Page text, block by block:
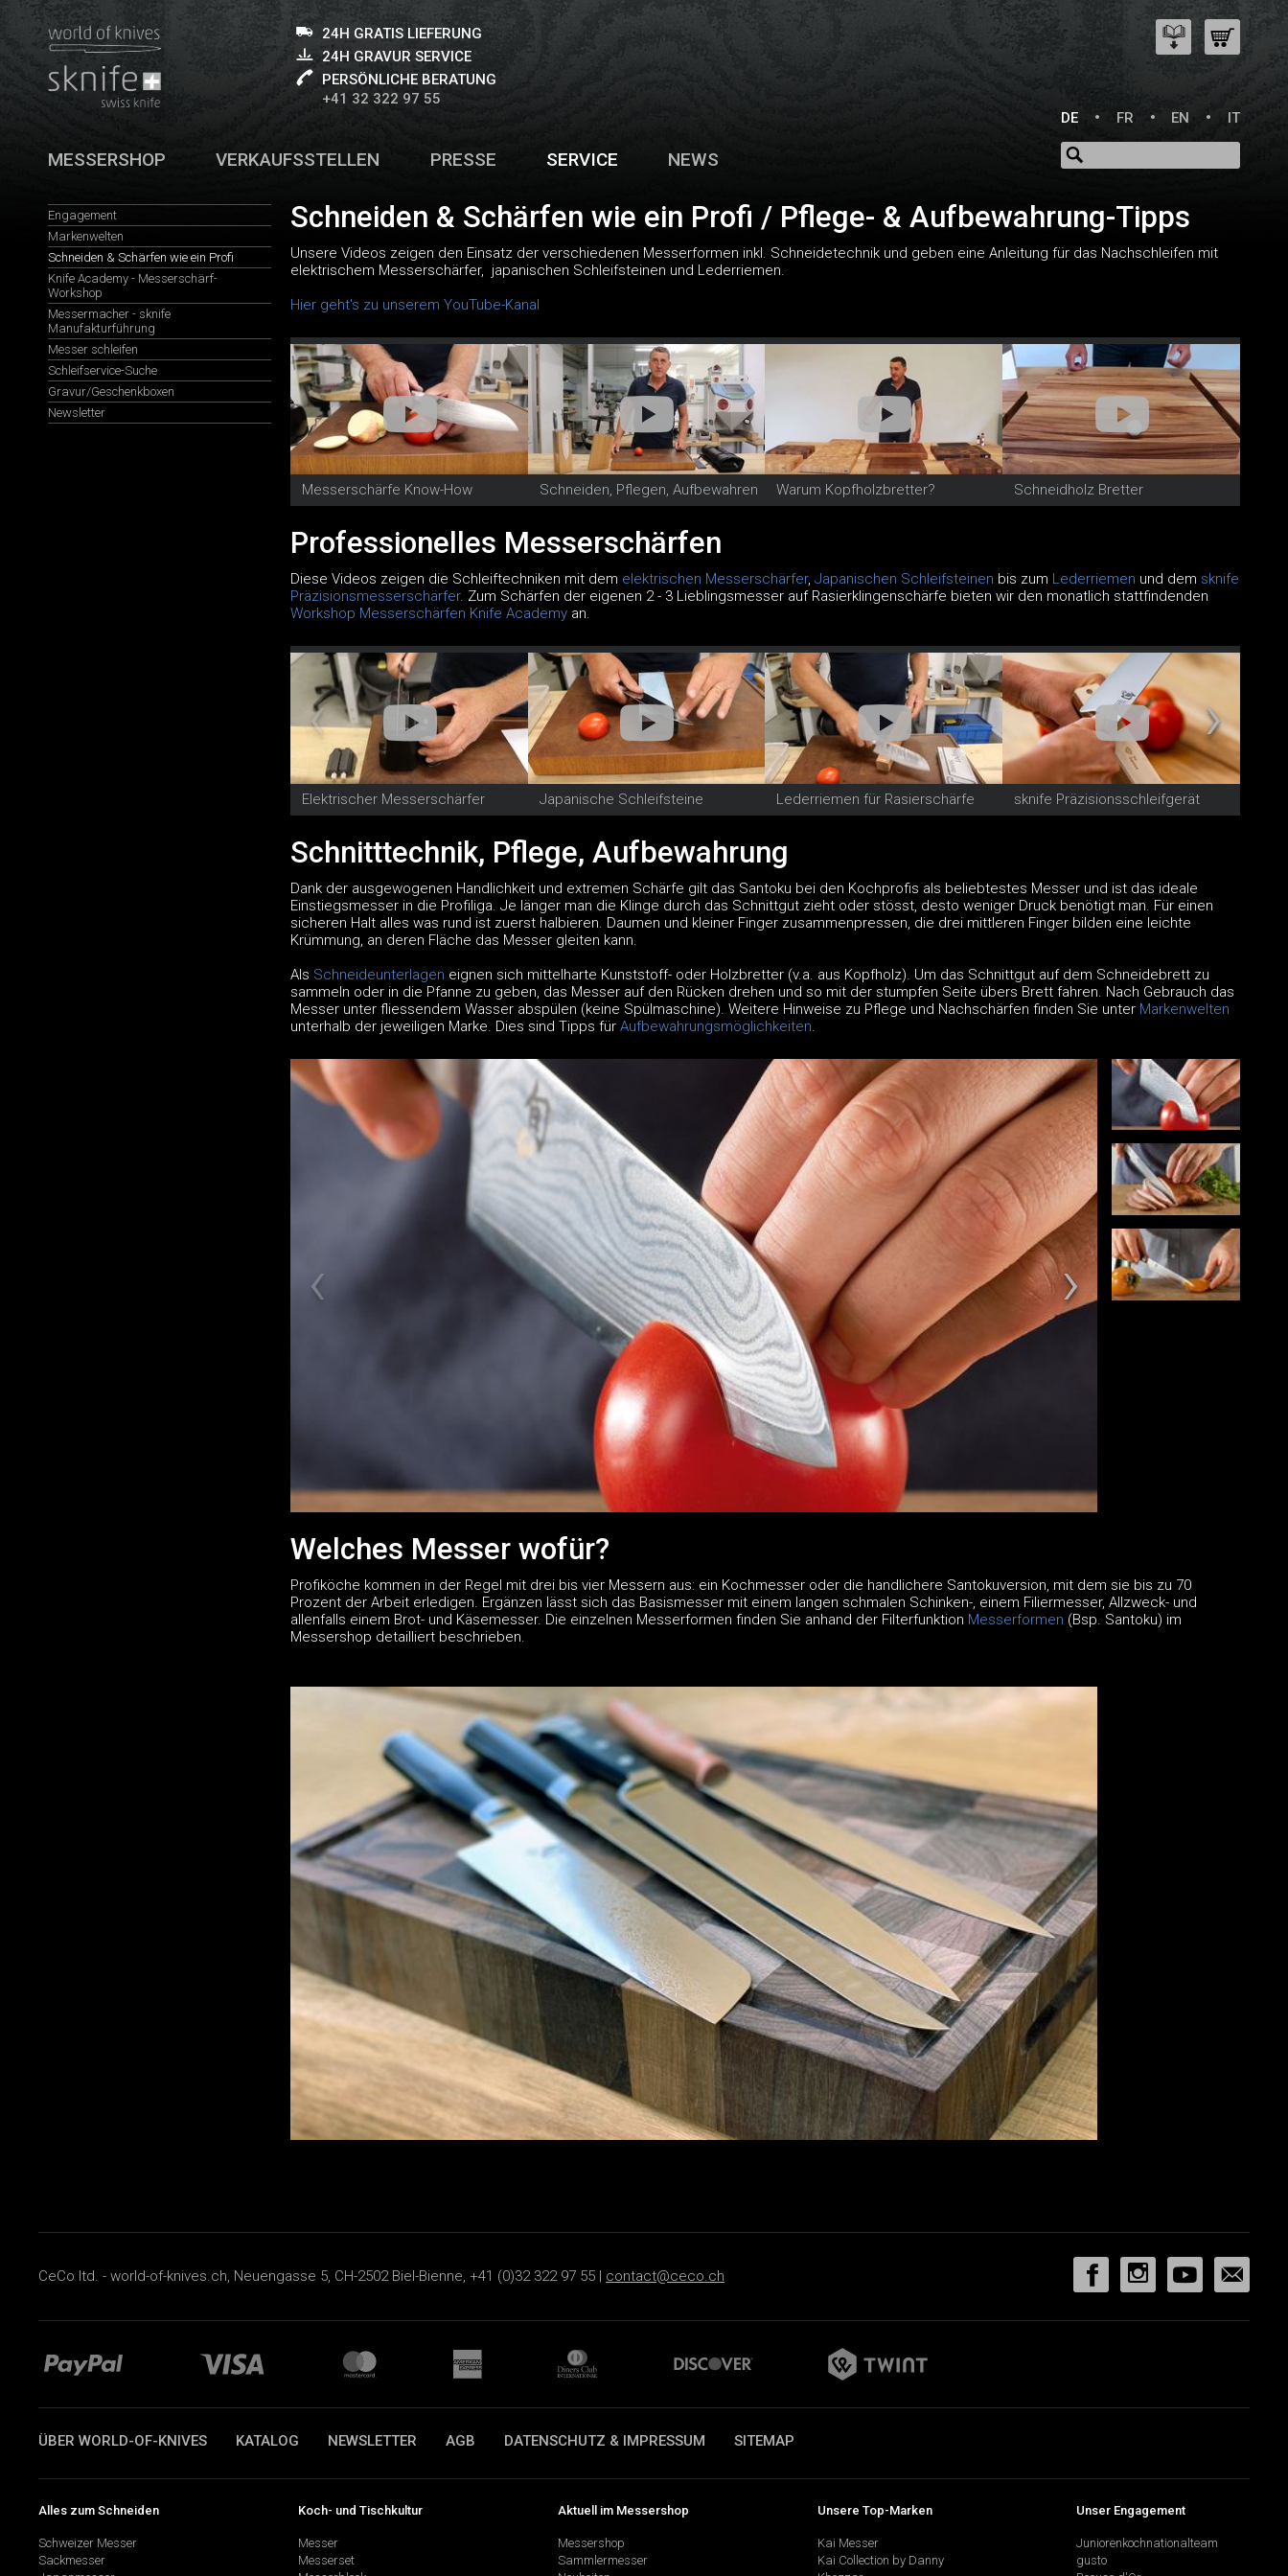
24H GRATIS LIEFERUNG
24H GRAVUR SERVICE
PERSÖNLICHE BERATUNG
+41 32 322 97 55
DE
FR EN IT
MESSERSHOP VERKAUFSSTELLEN PRESSE SERVICE NEWS
Engagement
Markenwelten
Schneiden & Schärfen wie ein Profi
Knife Academy - Messerschärf-
Workshop
Messermacher - sknife
Manufakturführung
Messer schleifen
Schleifservice-Suche
Gravur/Geschenkboxen
Newsletter
Schneiden & Schärfen wie ein Profi / Pflege- & Aufbewahrung-Tipps
Unsere Videos zeigen den Einsatz der verschiedenen Messerformen inkl. Schneidetechnik und geben eine Anleitung für das Nachschleifen mit
elektrischem Messerschärfer, japanischen Schleifsteinen und Lederriemen.
Hier geht's zu unserem YouTube-Kanal
Messerschärfe Know-How Schneiden, Pflegen, Aufbewahren Warum Kopfholzbretter? Schneidholz Bretter
Professionelles Messerschärfen
Diese Videos zeigen die Schleiftechniken mit dem elektrischen Messerschärfer, Japanischen Schleifsteinen bis zum Lederriemen und dem sknife
Präzisionsmesserschärfer. Zum Schärfen der eigenen 2 - 3 Lieblingsmesser auf Rasierklingenschärfe bieten wir den monatlich stattfindenden
Workshop Messerschärfen Knife Academyan.
Elektrischer Messerschärfer Japanische Schleifsteine Lederriemen für Rasierschärfe sknife Präzisionsschleifgerät
Schnitttechnik, Pflege, Aufbewahrung
Dank der ausgewogenen Handlichkeit und extremen Schärfe gilt das Santoku bei den Kochprofis als beliebtestes Messer und ist das ideale
Einstiegsmesser in die Profiliga. Je länger man die Klinge durch das Schnittgut zieht oder stösst, desto weniger Druck benötigt man. Für einen
sicheren Halt alles was rund ist zuerst halbieren. Daumen und kleiner Finger zusammenpressen, die drei mittleren Finger bilden eine leichte
Krümmung, an deren Fläche das Messer gleiten kann.
Als Schneideunterlagen eignen sich mittelharte Kunststoff- oder Holzbretter (v.a. aus Kopfholz). Um das Schnittgut auf dem Schneidebrett zu
sammeln oder in die Pfanne zu geben, das Messer auf den Rücken drehen und so mit der stumpfen Seite übers Brett fahren. Nach Gebrauch das
Messer unter fliessendem Wasser abspülen (keine Spülmaschine). Weitere Hinweise zu Pflege und Nachschärfen finden Sie unter Markenwelten
unterhalb der jeweiligen Marke. Dies sind Tipps für Aufbewahrungsmöglichkeiten.
Welches Messer wofür?
Profiköche kommen in der Regel mit drei bis vier Messern aus: ein Kochmesser oder die handlichere Santokuversion, mit dem sie bis zu 70
Prozent der Arbeit erledigen. Ergänzen lässt sich das Basismesser mit einem langen schmalen Schinken-, einem Filiermesser, Allzweck- und
allenfalls einem Brot- und Käsemesser. Die einzelnen Messerformen finden Sie anhand der Filterfunktion Messerformen (Bsp. Santoku) im
Messershop detailliert beschrieben.
CeCo ltd. - world-of-knives.ch, Neuengasse 5, CH-2502 Biel-Bienne, +41 (0)32 322 97 55 | contact@ceco.ch
ÜBER WORLD-OF-KNIVES KATALOG NEWSLETTER AGB DATENSCHUTZ & IMPRESSUM SITEMAP
Alles zum Schneiden
Schweizer Messer
Sackmesser
Koch- und Tischkultur
Messer
Messerset
Aktuell im Messershop
Messershop
Sammlermesser
Unsere Top-Marken
Kai Messer
Kai Collection by Danny
Unser Engagement
Juniorenkochnationalteam
gusto